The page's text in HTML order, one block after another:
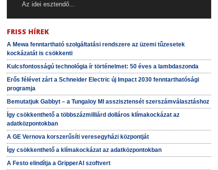
Az idei esztendő...
FRISS HÍREK
A Mewa fenntartható szolgáltatási rendszere az üzemi tűzesetek
kockázatát is csökkenti
Kulcsfontosságú technológia ír történelmet: 50 éves a lambdaszonda
Erős félévet zárt a Schneider Electric új Impact 2030 fenntarthatósági
programja
Bemutatjuk Gabbyt – a Tungaloy MI asszisztensét szerszámválasztáshoz
Így csökkenthető a többszázmilliárd dolláros klímakockázat az
adatközpontokban
A GE Vernova korszerűsíti veresegyházi központját
Így csökkenthető a klímakockázat az adatközpontokban
A Festo elindítja a GripperAI szoftvert